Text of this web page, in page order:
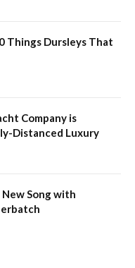
Things Dursleys That
Company is
Distanced Luxury
Song with